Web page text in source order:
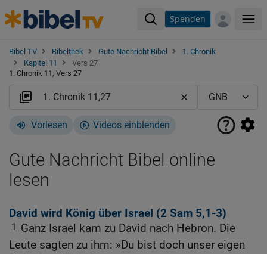
Spenden
Bibel TV Bibelthek Gute Nachricht Bibel
1. Chronik
Kapitel 11
Vers 27
1. Chronik 11, Vers 27
Vorlesen Videos einblenden
Gute Nachricht Bibel online
lesen
David wird König über Israel (2 Sam 5,1-3)
1
Ganz Israel kam zu David nach Hebron. Die
Leute sagten zu ihm: »Du bist doch unser eigen